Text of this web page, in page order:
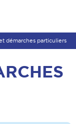
démarches particuliers